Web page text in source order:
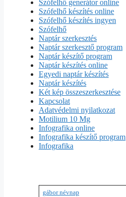
Szófelhő generátor online
Szófelhő készítés online
Szófelhő készítés ingyen
Szófelhő
Naptár szerkesztés
Naptár szerkesztő program
Naptár készítő program
Naptár készítés online
Egyedi naptár készítés
Naptár készítés
Két kép összeszerkesztése
Kapcsolat
Adatvédelmi nyilatkozat
Motilium 10 Mg
Infografika online
Infografika készítő program
Infografika
gábor névnap